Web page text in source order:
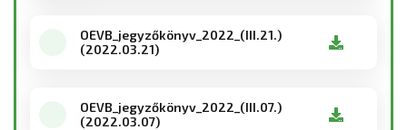
OEVB_jegyzőkönyv_2022_(III.21.)
(2022.03.21)
OEVB_jegyzőkönyv_2022_(III.07.)
(2022.03.07)